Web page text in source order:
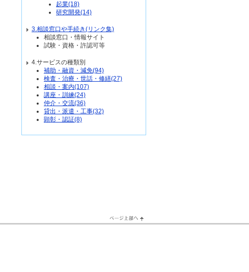
起業(18)
研究開発(14)
3.相談窓口や手続き(リンク集)
相談窓口・情報サイト
試験・資格・許認可等
4.サービスの種類別
補助・融資・減免(94)
検査・治療・世話・修繕(27)
相談・案内(107)
講座・訓練(24)
仲介・交流(36)
貸出・派遣・工事(32)
顕彰・認証(8)
PageTop↑